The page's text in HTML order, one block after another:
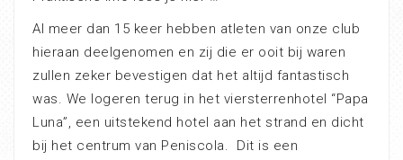
Al meer dan 15 keer hebben atleten van onze club
hieraan deelgenomen en zij die er ooit bij waren
zullen zeker bevestigen dat het altijd fantastisch
was. We logeren terug in het viersterrenhotel “Papa
Luna”, een uitstekend hotel aan het strand en dicht
bij het centrum van Peniscola. Dit is een